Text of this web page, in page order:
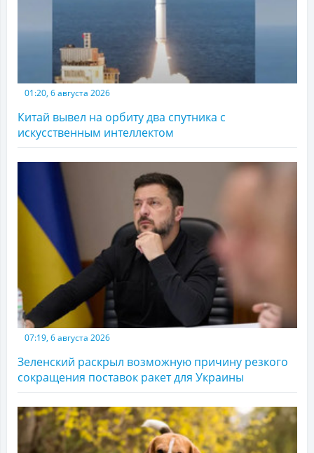
01:20, 6 августа 2026
Китай вывел на орбиту два спутника с
искусственным интеллектом
07:19, 6 августа 2026
Зеленский раскрыл возможную причину резкого
сокращения поставок ракет для Украины